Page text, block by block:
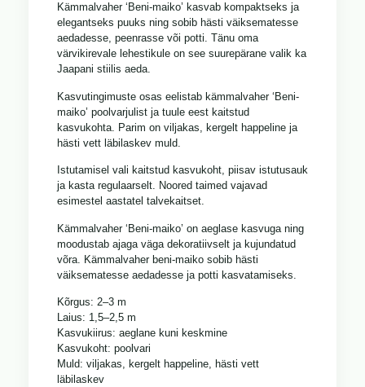
Kämmalvaher ‘Beni-maiko’ kasvab kompaktseks ja
elegantseks puuks ning sobib hästi väiksematesse
aedadesse, peenrasse või potti. Tänu oma
värvikirevale lehestikule on see suurepärane valik ka
Jaapani stiilis aeda.
Kasvutingimuste osas eelistab kämmalvaher ‘Beni-
maiko’ poolvarjulist ja tuule eest kaitstud
kasvukohta. Parim on viljakas, kergelt happeline ja
hästi vett läbilaskev muld.
Istutamisel vali kaitstud kasvukoht, piisav istutusauk
ja kasta regulaarselt. Noored taimed vajavad
esimestel aastatel talvekaitset.
Kämmalvaher ‘Beni-maiko’ on aeglase kasvuga ning
moodustab ajaga väga dekoratiivselt ja kujundatud
võra. Kämmalvaher beni-maiko sobib hästi
väiksematesse aedadesse ja potti kasvatamiseks.
Kõrgus: 2–3 m
Laius: 1,5–2,5 m
Kasvukiirus: aeglane kuni keskmine
Kasvukoht: poolvari
Muld: viljakas, kergelt happeline, hästi vett
läbilaskev